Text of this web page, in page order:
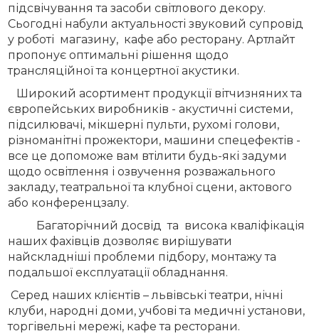
підсвічування та засоби світлового декору.
Сьогодні набули актуальності звуковий супровід
у роботі магазину, кафе або ресторану. Артлайт
пропонує оптимальні рішення щодо
трансляційної та концертної акустики.
Широкий асортимент продукції вітчизняних та
європейських виробників - акустичні системи,
підсилювачі, мікшерні пульти, рухомі голови,
різноманітні прожектори, машини спецефектів -
все це допоможе вам втілити будь-які задуми
щодо освітлення і озвучення розважального
закладу, театральної та клубної сцени, актового
або конференцзалу.
Багаторічний досвід та висока кваліфікація
наших фахівців дозволяє вирішувати
найскладніші проблеми підбору, монтажу та
подальшої експлуатації обладнання.
Серед наших клієнтів – львівські театри, нічні
клуби, народні доми, учбові та медичні установи,
торгівельні мережі, кафе та ресторани.